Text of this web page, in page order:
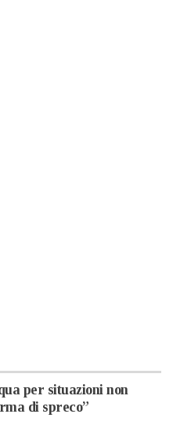
per situazioni non
di spreco”